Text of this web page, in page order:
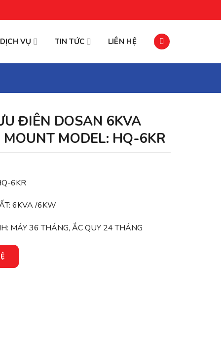
DỊCH VỤ TIN TỨC LIÊN HỆ
ĐIÊN DOSAN 6KVA
MOUNT MODEL: HQ-6KR
6KR
6KVA /6KW
MÁY 36 THÁNG, ẮC QUY 24 THÁNG